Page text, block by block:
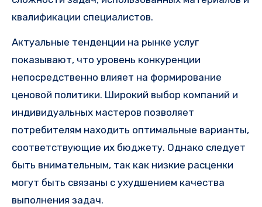
квалификации специалистов.
Актуальные тенденции на рынке услуг
показывают, что уровень конкуренции
непосредственно влияет на формирование
ценовой политики. Широкий выбор компаний и
индивидуальных мастеров позволяет
потребителям находить оптимальные варианты,
соответствующие их бюджету. Однако следует
быть внимательным, так как низкие расценки
могут быть связаны с ухудшением качества
выполнения задач.